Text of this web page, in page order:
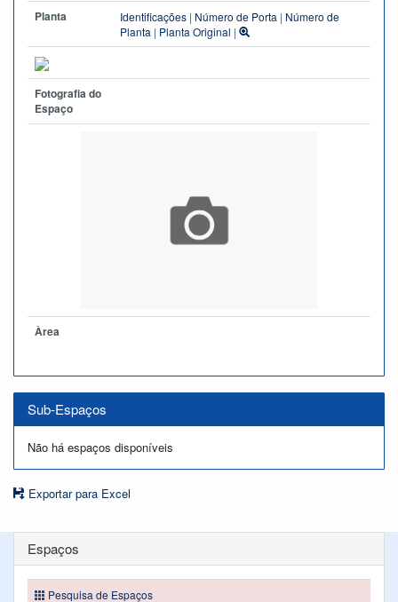
Planta
Identificações | Número de Porta | Número de
Planta | Planta Original |
Fotografia do
Espaço
Àrea
Sub-Espaços
Não há espaços disponíveis
Exportar para Excel
Espaços
Pesquisa de Espaços